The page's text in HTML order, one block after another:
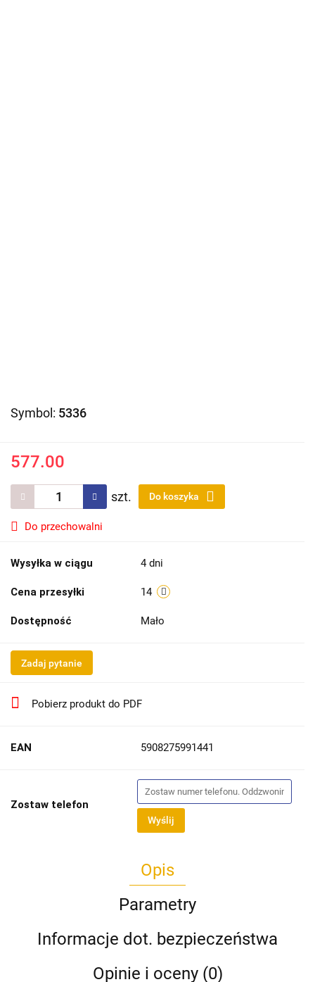
Symbol: 5336
577.00
szt. Do koszyka
Do przechowalni
Wysyłka w ciągu 4 dni
Cena przesyłki 14
Dostępność Mało
Zadaj pytanie
Pobierz produkt do PDF
EAN 5908275991441
Zostaw telefon
Wyślij
Opis
Parametry
Informacje dot. bezpieczeństwa
Opinie i oceny (0)